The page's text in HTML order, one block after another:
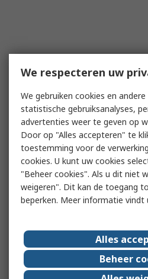
We respecteren uw
We gebruiken cookies en
statistische gebruiksanalyses,
advertenties weer te geven op
Door op "Alles accepteren" te
toestemming voor de
cookies. U kunt uw cookies
"Beheer cookies". Als u dit niet
weigeren". Dit kan de toegang
beperken. Meer informatie vindt
Alles
Beheer